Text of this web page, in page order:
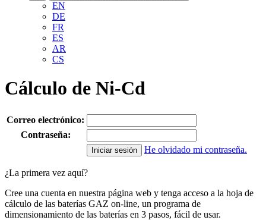
EN
DE
FR
ES
AR
CS
Cálculo de Ni-Cd
Correo electrónico:
Contraseña:
He olvidado mi contraseña.
¿La primera vez aquí?
Cree una cuenta en nuestra página web y tenga acceso a la hoja de
cálculo de las baterías GAZ on-line, un programa de
dimensionamiento de las baterías en 3 pasos, fácil de usar.